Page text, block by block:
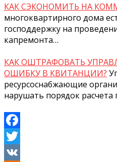
КАК СЭКОНОМИТЬ НА
многоквартирного дома
господдержку на
капремонта…
КАК ОШТРАФОВАТЬ
ОШИБКУ В КВИТАНЦИИ?
ресурсоснабжающие
нарушать порядок расчета
Facebook
Twitter